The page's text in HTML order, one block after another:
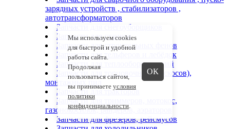
зарядных устройств , стабилизаторов ,
автотрансформаторов
Запчасти для снегоуборщиков
Запчасти для станков
Запчасти для строительных фенов
Запчасти для тельферов и лебёдок
Запчасти для теплооборудований
Запчасти для торцовочных (раскосов),
монтажных пил
Запчасти для тракторов
Запчасти для триммеров, мотокос,
газонокосилок, райдеров, аэраторов
Запчасти для фрезеров, рейсмусов
Мы используем cookies
для быстрой и удобной
работы сайта.
Продолжая
пользоваться сайтом,
вы принимаете условия
политики
конфиденциальности.
ОК